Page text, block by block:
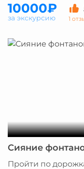
10000₽
1
за экскурсию
Сияние
Пройти по